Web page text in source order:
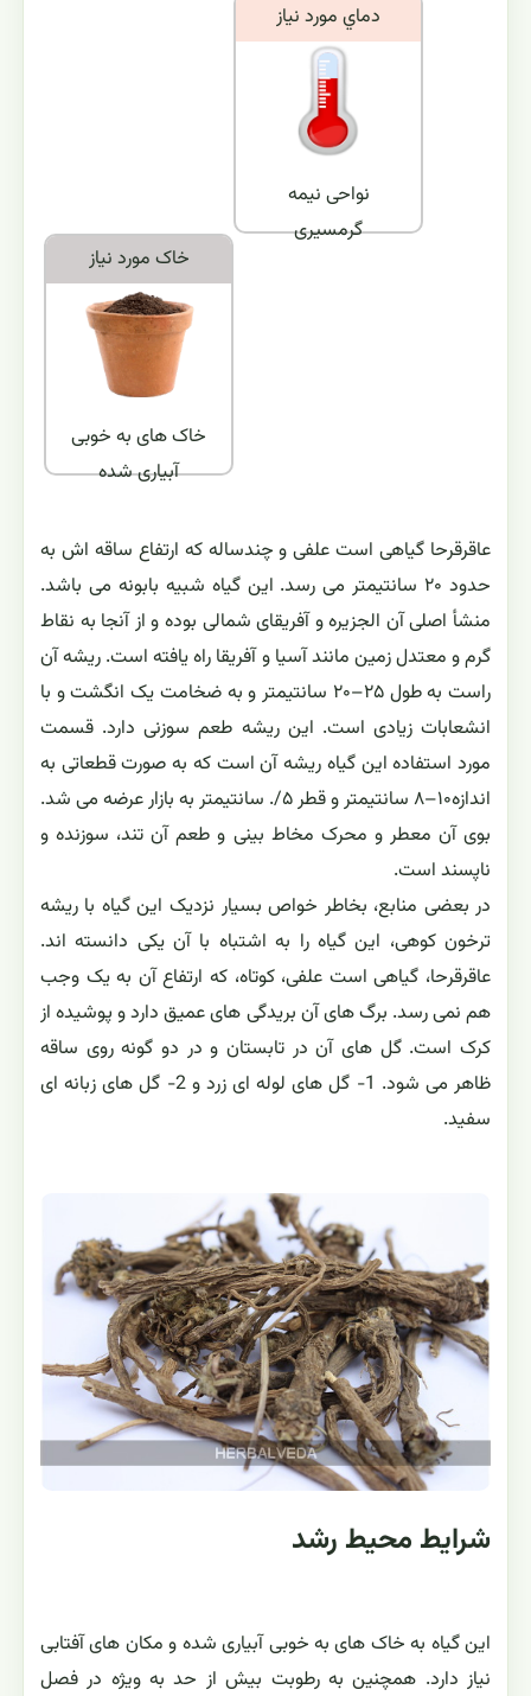
دماي مورد نياز
نواحی نیمه
گرمسیری
خاک مورد نياز
خاک های به خوبی
آبیاری شده
عاقرقرحا گیاهی است علفی و چندساله که ارتفاع ساقه اش به
حدود ۲۰ سانتیمتر می رسد. این گیاه شبیه بابونه می باشد.
منشأ اصلی آن الجزیره و آفریقای شمالی بوده و از آنجا به نقاط
گرم و معتدل زمین مانند آسیا و آفریقا راه یافته است. ریشه آن
راست به طول ۲۵–۲۰ سانتیمتر و به ضخامت یک انگشت و با
انشعابات زیادی است. این ریشه طعم سوزنی دارد. قسمت
مورد استفاده این گیاه ریشه آن است که به صورت قطعاتی به
اندازه۱۰–۸ سانتیمتر و قطر ۵/. سانتیمتر به بازار عرضه می شد.
بوی آن معطر و محرک مخاط بینی و طعم آن تند، سوزنده و
ناپسند است.
در بعضی منابع، بخاطر خواص بسیار نزدیک این گیاه با ریشه
ترخون کوهی، این گیاه را به اشتباه با آن یکی دانسته اند.
عاقرقرحا، گیاهی است علفی، کوتاه، که ارتفاع آن به یک وجب
هم نمی رسد. برگ های آن بریدگی های عمیق دارد و پوشیده از
کرک است. گل های آن در تابستان و در دو گونه روی ساقه
ظاهر می شود. 1- گل های لوله ای زرد و 2- گل های زبانه ای
سفید.
شرایط محیط رشد
این گیاه به خاک های به خوبی آبیاری شده و مکان های آفتابی
نیاز دارد. همچنین به رطوبت بیش از حد به ویژه در فصل